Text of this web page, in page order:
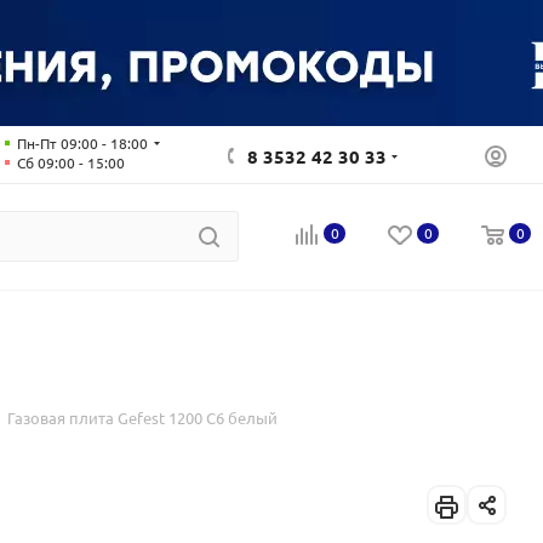
Пн-Пт 09:00 - 18:00
Сб 09:00 - 15:00
8 3532 42 30 33
0 0 0
Газовая плита Gefest 1200 С6 белый